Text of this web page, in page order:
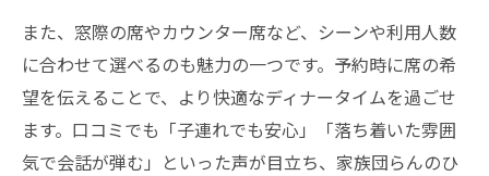
また、窓際の席やカウンター席など、シーンや利用人数
に合わせて選べるのも魅力の一つです。予約時に席の希
望を伝えることで、より快適なディナータイムを過ごせ
ます。口コミでも「子連れでも安心」「落ち着いた雰囲
気で会話が弾む」といった声が目立ち、家族団らんのひ